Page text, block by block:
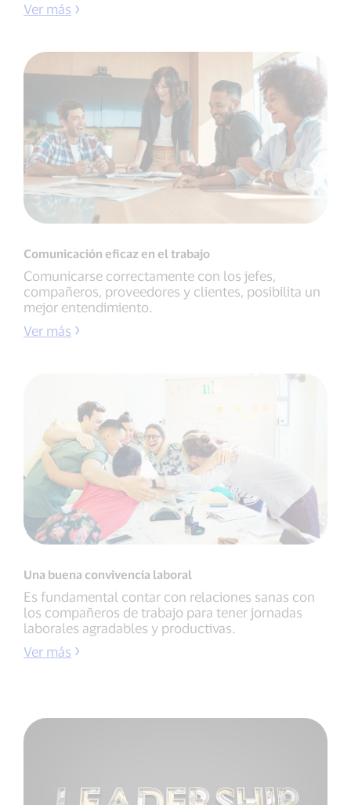
Ver más
Comunicación eficaz en el trabajo
Comunicarse correctamente con los jefes,
compañeros, proveedores y clientes, posibilita un
mejor entendimiento.
Ver más
Una buena convivencia laboral
Es fundamental contar con relaciones sanas con
los compañeros de trabajo para tener jornadas
laborales agradables y productivas.
Ver más